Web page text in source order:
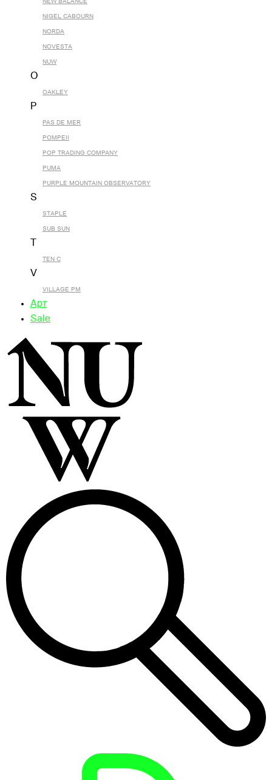
NIGEL CABOURN
NORDA
NOVESTA
NUW
O
OAKLEY
P
PAS DE MER
POMPEII
POP TRADING COMPANY
PUMA
PURPLE MOUNTAIN OBSERVATORY
S
STAPLE
SUB SUN
TEN C
V
VILLAGE PM
Арт
Sale